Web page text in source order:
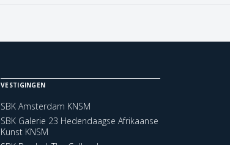
VESTIGINGEN
SBK Amsterdam KNSM
SBK Galerie 23 Hedendaagse Afrikaanse
Kunst KNSM